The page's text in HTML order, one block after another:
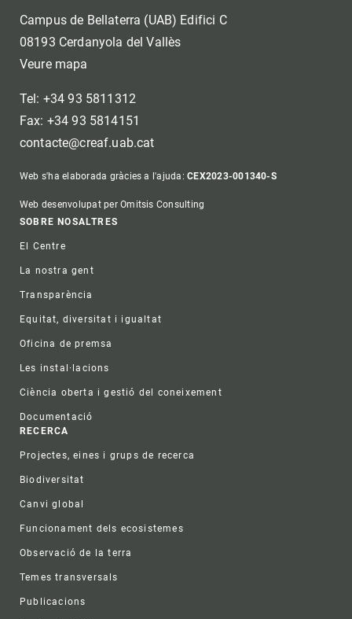
Campus de Bellaterra (UAB) Edifici C
08193 Cerdanyola del Vallès
Veure mapa
Tel: +34 93 5811312
Fax: +34 93 5814151
contacte@creaf.uab.cat
Web s'ha elaborada gràcies a l'ajuda:CEX2023-001340-S
Web desenvolupat per Omitsis Consulting
Footer
SOBRE NOSALTRES
El Centre
La nostra gent
Transparència
Equitat, diversitat i igualtat
Oficina de premsa
Les instal·lacions
Ciència oberta i gestió del coneixement
Documentació
RECERCA
Projectes, eines i grups de recerca
Biodiversitat
Canvi global
Funcionament dels ecosistemes
Observació de la terra
Temes transversals
Publicacions